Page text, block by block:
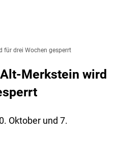
für drei Wochen gesperrt
Merkstein wird
Oktober und 7.